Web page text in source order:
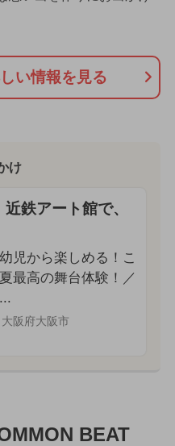
い情報を見る
け
鉄アート館で、
児から楽しめる！こ
最高の舞台体験！／
大阪府大阪市
BEAT